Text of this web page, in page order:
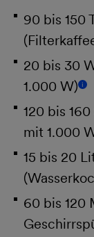
90 bis 150
20 bis 30
1.000 W) i
120 bis
mit 1.000
15 bis 20
60 bis 120